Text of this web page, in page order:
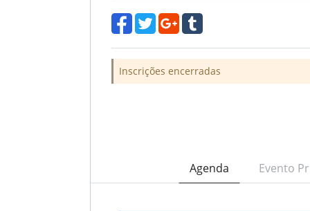
Inscrições encerradas
Agenda Evento